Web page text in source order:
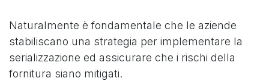
Naturalmente è fondamentale che le aziende
stabiliscano una strategia per implementare la
serializzazione ed assicurare che i rischi della
fornitura siano mitigati.